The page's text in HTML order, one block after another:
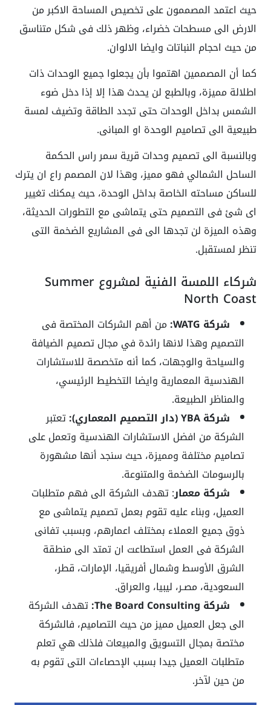
حيث اعتمد المصممون على تخصيص المساحة الاكبر من
الارض الى مسطحات خضراء، وظهر ذلك فى شكل متناسق
من حيث احجام النباتات وايضا الالوان.
كما أن المصممين اهتموا بأن يجعلوا جميع الوحدات ذات
اطلالة مميزة، وبالطبع لن يحدث هذا إلا إذا دخل ضوء
الشمس بداخل الوحدات حتى تجدد الطاقة وتضيف لمسة
طبيعية الى تصاميم الوحدة او المبانى.
وبالنسبة الى تصميم وحدات قرية سمر راس الحكمة
الساحل الشمالي فهو مميز، وهذا لان المصمم راع ان يترك
للساكن مساحته الخاصة بداخل الوحدة، حيث يمكنك تغيير
اى شئ فى التصميم حتى يتماشى مع التطورات الحديثة،
وهذه الميزة لن تجدها الى فى المشاريع الضخمة التى
تنظر لمستقبل.
شركاء اللمسة الفنية لمشروع Summer
North Coast
شركة WATG:
من أهم الشركات المختصة فى
التصميم وهذا لانها رائدة في مجال تصميم الضيافة
والسياحة والوجهات، كما أنه متخصصة للاستشارات
الهندسية المعمارية وايضا التخطيط الرئيسي،
والمناظر الطبيعة.
شركة YBA (دار التصميم المعماري):
تعتبر
الشركة من افضل الاستشارات الهندسية وتعمل على
تصاميم مختلفة ومميزة، حيث سنجد أنها مشهورة
بالرسومات الضخمة والمتنوعة.
شركة معمار: تهدف الشركة الى فهم متطلبات
العميل، وبناء عليه تقوم بعمل تصميم يتماشى مع
ذوق جميع العملاء بمختلف اعمارهم، وبسبب تفانى
الشركة فى العمل استطاعت ان تمتد الى منطقة
الشرق الأوسط وشمال أفريقيا، الإمارات، قطر،
السعودية، مصـر، ليبيا، والعراق.
شركة The Board Consulting:
تهدف الشركة
الى جعل العميل مميز من حيث التصاميم، فالشركة
مختصة بمجال التسويق والمبيعات فلذلك هي تعلم
متطلبات العميل جيدا بسبب الإحصاءات التى تقوم به
من حين لآخر.